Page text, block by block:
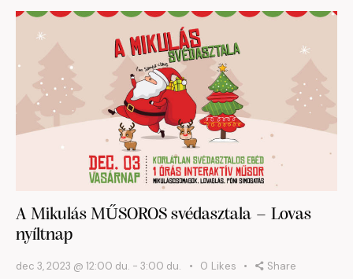
A Mikulás MŰSOROS svédasztala – Lovas
nyíltnap
dec 3, 2023 @ 12:00 du. - 3:00 du. 0 Likes Share